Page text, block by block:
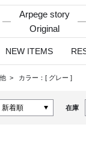
Arpege story
Original
NEW ITEMS
カラー：[ グレー ]
在庫